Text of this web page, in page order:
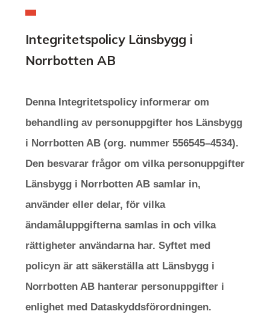
Integritetspolicy Länsbygg i
Norrbotten AB
Denna Integritetspolicy informerar om
behandling av personuppgifter hos Länsbygg
i Norrbotten AB (org. nummer 556545–4534).
Den besvarar frågor om vilka personuppgifter
Länsbygg i Norrbotten AB samlar in,
använder eller delar, för vilka
ändamåluppgifterna samlas in och vilka
rättigheter användarna har. Syftet med
policyn är att säkerställa att Länsbygg i
Norrbotten AB hanterar personuppgifter i
enlighet med Dataskyddsförordningen.